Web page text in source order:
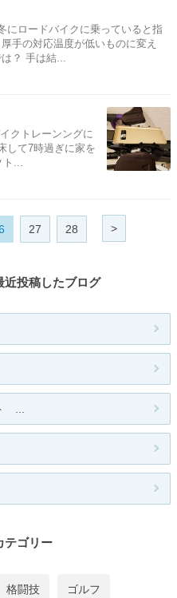
にロードバイクに乗っていると指
手の対応温度が低いものに変え
？ 手は結...
クトレーンングに
して7時過ぎに家を
...
27 28 >
近投稿したブログ
...
テゴリー
格闘技 ゴルフ